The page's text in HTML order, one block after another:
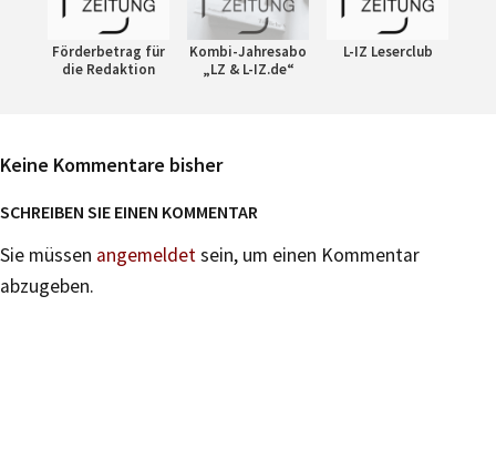
Förderbetrag für
die Redaktion
Kombi-Jahresabo
„LZ & L-IZ.de“
L-IZ Leserclub
Keine Kommentare bisher
SCHREIBEN SIE EINEN KOMMENTAR
Sie müssen angemeldetsein, um einen Kommentar
abzugeben.